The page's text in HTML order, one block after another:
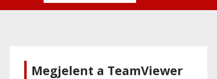
Megjelent a TeamViewer